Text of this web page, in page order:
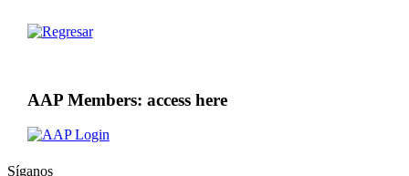
AAP Members: access here
Síganos